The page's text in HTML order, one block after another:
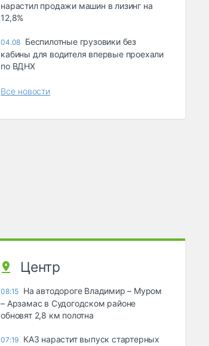
нарастил продажи машин в лизинг на
12,8%
04.08 Беспилотные грузовики без
кабины для водителя впервые проехали
по ВДНХ
Все новости
Центр
08:15 На автодороге Владимир – Муром
– Арзамас в Судогодском районе
обновят 2,8 км полотна
07:19 КАЗ нарастит выпуск стартерных